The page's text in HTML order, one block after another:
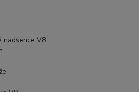
nadšence V8